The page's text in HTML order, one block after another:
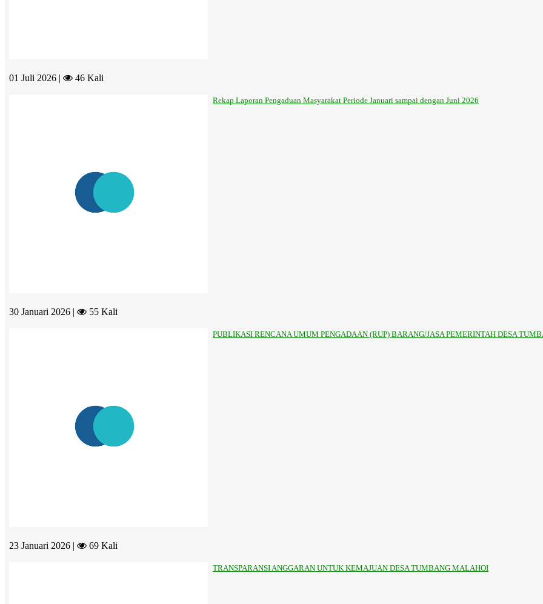
01 Juli 2026 | 46 Kali
Rekap Laporan Pengaduan Masyarakat Periode Januari sampai dengan Juni 2026
30 Januari 2026 | 55 Kali
PUBLIKASI RENCANA UMUM PENGADAAN (RUP) BARANG/JASA PEMERINTAH DESA
23 Januari 2026 | 69 Kali
TRANSPARANSI ANGGARAN UNTUK KEMAJUAN DESA TUMBANG MALAHOI